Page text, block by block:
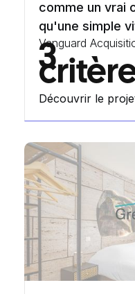
comme un vrai
qu'une simple
Vanguard
3
Découvrir le